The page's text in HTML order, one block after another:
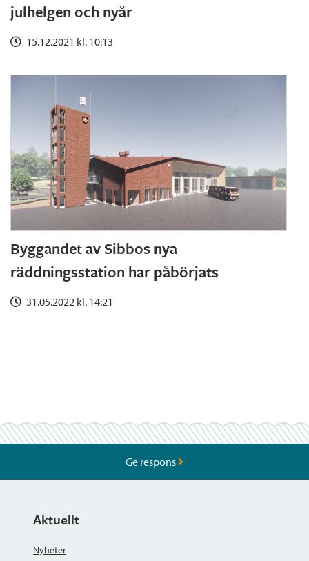
julhelgen och nyår
15.12.2021 kl. 10:13
Byggandet av Sibbos nya
räddningsstation har påbörjats
31.05.2022 kl. 14:21
Ge respons
Aktuellt
Nyheter